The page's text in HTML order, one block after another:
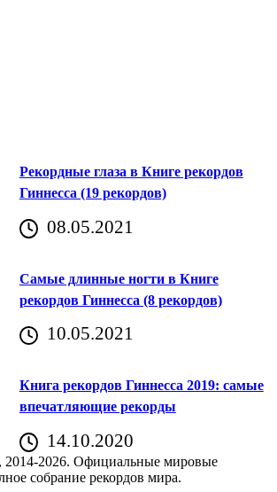
Рекордные глаза в Книге рекордов
Гиннесса (19 рекордов)
08.05.2021
Самые длинные ногти в Книге
рекордов Гиннесса (8 рекордов)
10.05.2021
Книга рекордов Гиннесса 2019: самые
впечатляющие рекорды
14.10.2020
2014-2026. Официальные мировые
собрание рекордов мира.